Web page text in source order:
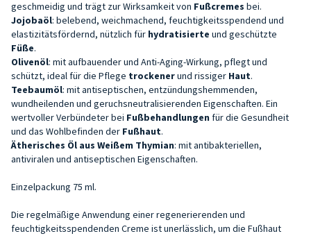
geschmeidig und trägt zur Wirksamkeit von Fußcremes bei.
Jojobaöl: belebend, weichmachend, feuchtigkeitsspendend und
elastizitätsfördernd, nützlich für hydratisierte und geschützte
Füße.
Olivenöl: mit aufbauender und Anti-Aging-Wirkung, pflegt und
schützt, ideal für die Pflege trockenerund rissiger Haut.
Teebaumöl: mit antiseptischen, entzündungshemmenden,
wundheilenden und geruchsneutralisierenden Eigenschaften. Ein
wertvoller Verbündeter bei Fußbehandlungen für die Gesundheit
und das Wohlbefinden der Fußhaut.
Ätherisches Öl aus Weißem Thymian: mit antibakteriellen,
antiviralen und antiseptischen Eigenschaften.
Einzelpackung 75 ml.
Die regelmäßige Anwendung einer regenerierenden und
feuchtigkeitsspendenden Creme ist unerlässlich, um die Fußhaut